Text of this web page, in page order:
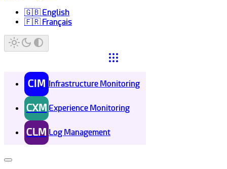
🇬🇧 English
🇫🇷 Français
CIM Infrastructure Monitoring
CXM Experience Monitoring
CLM Log Management